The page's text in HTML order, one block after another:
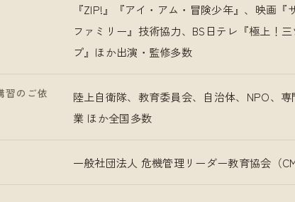
『ZIP!』『アイ・アム・冒険少年』、映画『
ファミリー』技術協力、BS日テレ『極上！
プ』ほか出演・監修多数
習のご依
陸上自衛隊、教育委員会、自治体、NPO、
業 ほか全国多数
一般社団法人 危機管理リーダー教育協会（